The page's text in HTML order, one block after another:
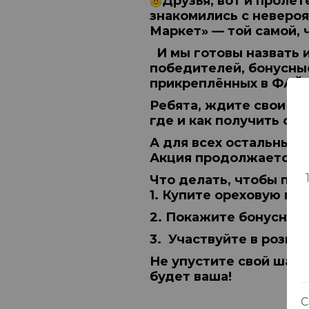
знакомились с
Маркет» — той самой,
И мы готовы назвать
победителей,
прикреплённых в
Ребята, ждите свои
где и как получить
А для всех
Акция продолжается
Что делать, чтобы
1. Купите ореховую
2. Покажите бонусную
3. Участвуйте в
Не упустите свой
будет ваша!